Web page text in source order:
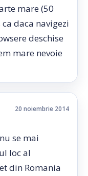
mare (50
daca navigezi
deschise
mare nevoie
20 noiembrie 2014
se mai
loc al
din Romania